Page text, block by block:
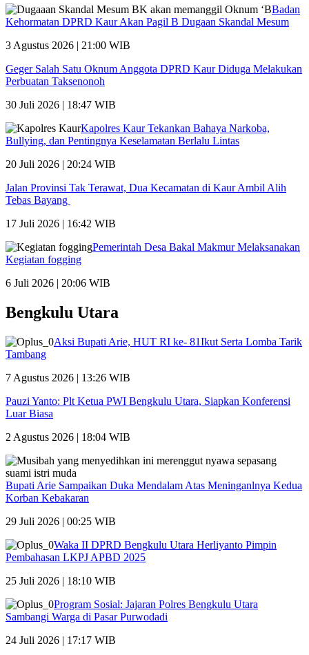
Badan
Kehormatan DPRD Kaur Akan Pagil B Dugaan Skandal Mesum
3 Agustus 2026 | 21:00 WIB
Geger Salah Satu Oknum Anggota DPRD Kaur Diduga Melakukan
Perbuatan Taksenonoh
30 Juli 2026 | 18:47 WIB
Kapolres Kaur Tekankan Bahaya Narkoba,
Bullying, dan Pentingnya Keselamatan Berlalu Lintas
20 Juli 2026 | 20:24 WIB
Jalan Provinsi Tak Terawat, Dua Kecamatan di Kaur Ambil Alih
Tebas Bayang
17 Juli 2026 | 16:42 WIB
Pemerintah Desa Bakal Makmur Melaksanakan
Kegiatan fogging
6 Juli 2026 | 20:06 WIB
Bengkulu Utara
Aksi Bupati Arie, HUT RI ke- 81Ikut Serta Lomba Tarik
Tambang
7 Agustus 2026 | 13:26 WIB
Pauzi Yanto: Plt Ketua PWI Bengkulu Utara, Siapkan Konferensi
Luar Biasa
2 Agustus 2026 | 18:04 WIB
Bupati Arie Sampaikan Duka Mendalam Atas Meninganlnya Kedua
Korban Kebakaran
29 Juli 2026 | 00:25 WIB
Waka II DPRD Bengkulu Utara Herliyanto Pimpin
Pembahasan LKPJ APBD 2025
25 Juli 2026 | 18:10 WIB
Program Sosial: Jajaran Polres Bengkulu Utara
Sambangi Warga di Pasar Purwodadi
24 Juli 2026 | 17:17 WIB